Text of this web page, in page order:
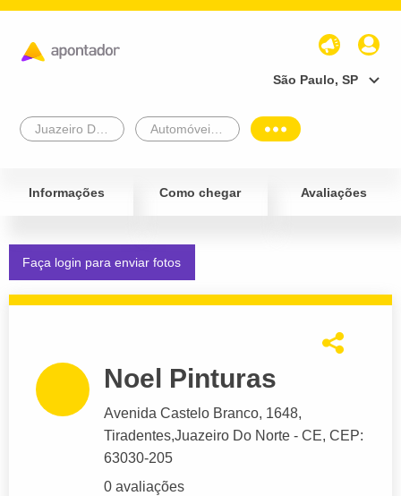
São Paulo, SP
Informações Como chegar Avaliações
Faça login para enviar fotos
Noel Pinturas
Avenida Castelo Branco, 1648,
Tiradentes,Juazeiro Do Norte - CE, CEP:
63030-205
0 avaliações